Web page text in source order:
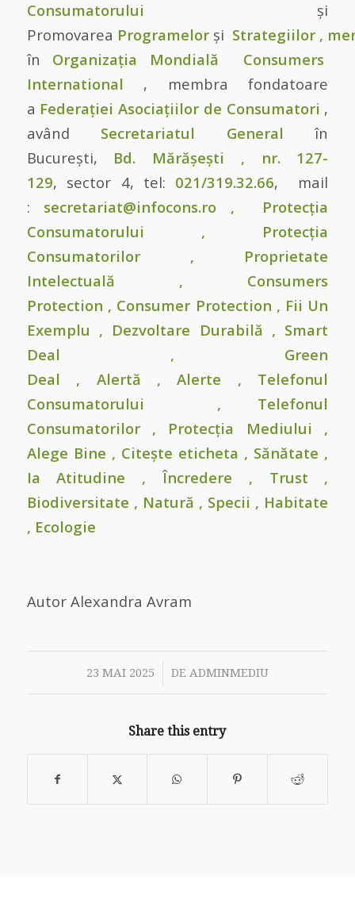
Consumatorului și
Promovarea Programelor și Strategiilor,
în Organizația Mondială
Consumers
International , membra fondatoare
a Federației Asociațiilor de Consumatori ,
având Secretariatul General în
București, Bd. Mărășești , nr. 127-
129, sector 4, tel: 021/319.32.66, mail
: secretariat@infocons.ro , Protecția
Consumatorului , Protecția
Consumatorilor, Proprietate
Intelectuală , Consumers
Protection , Consumer Protection , Fii Un
Exemplu , Dezvoltare Durabilă , Smart
Deal , Green
Deal , Alertă ,Alerte , Telefonul
Consumatorului , Telefonul
Consumatorilor, Protecția Mediului ,
Alege Bine , Citește eticheta , Sănătate ,
Ia Atitudine , Încredere , Trust ,
Biodiversitate , Natură , Specii , Habitate
, Ecologie
Autor Alexandra Avram
23 MAI 2025
/ DE ADMINMEDIU
Share this entry